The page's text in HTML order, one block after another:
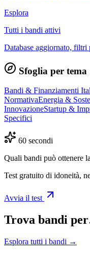
Esplora
Tutti i bandi attivi
Database aggiornato, filtri
Sfoglia per tema
Bandi & Finanziamenti
NormativaEnergia &
InnovazioneStartup &
Specifici
60 secondi
Quali bandi può ottenere
Test gratuito di idoneità,
Avvia il test
Trova bandi
Esplora tutti i bandi →